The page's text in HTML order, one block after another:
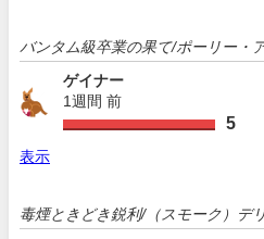
バンタム級卒業の果て/ポーリー・
ゲイナー
1週間 前
5
表示
毒煙ときどき鋭利/（スモーク）デ